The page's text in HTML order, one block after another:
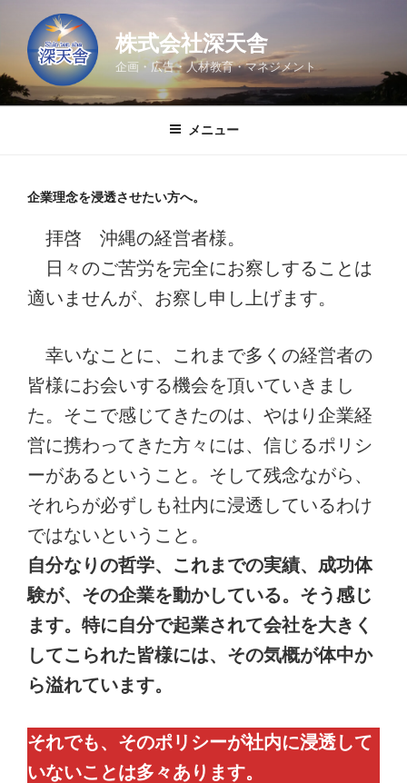
ン
ツ
株式会社深天舎
企画・広告・人材教育・マネジメント
メニュー
企業理念を浸透させたい方へ。
拝啓 沖縄の経営者様。
日々のご苦労を完全にお察しすることは
適いませんが、お察し申し上げます。
幸いなことに、これまで多くの経営者の
皆様にお会いする機会を頂いていきまし
た。そこで感じてきたのは、やはり企業経
営に携わってきた方々には、信じるポリシ
ーがあるということ。そして残念ながら、
それらが必ずしも社内に浸透しているわけ
ではないということ。
自分なりの哲学、これまでの実績、成功体
験が、その企業を動かしている。そう感じ
ます。特に自分で起業されて会社を大きく
してこられた皆様には、その気概が体中か
ら溢れています。
それでも、そのポリシーが社内に浸透して
いないことは多々あります。